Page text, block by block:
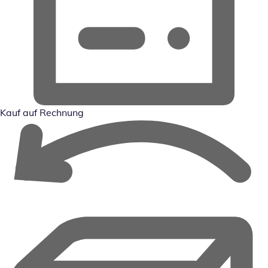
Kauf auf Rechnung